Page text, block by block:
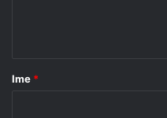
r
Ime *